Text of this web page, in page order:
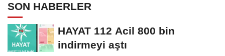
SON HABERLER
HAYAT 112 Acil 800 bin
indirmeyi aştı